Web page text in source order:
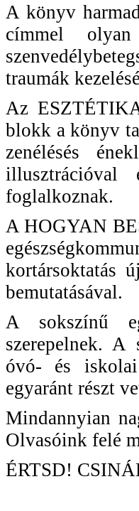
A könyv
címmel
traumák
Az
blokk a könyv
zenélésés
illusztrációval
foglalkoznak.
A HOGYAN
kortársoktatás
bemutatásával.
A sokszínű
szerepelnek. A
óvó- és iskolai
egyaránt részt
Mindannyian
Olvasóink felé
ÉRTSD!